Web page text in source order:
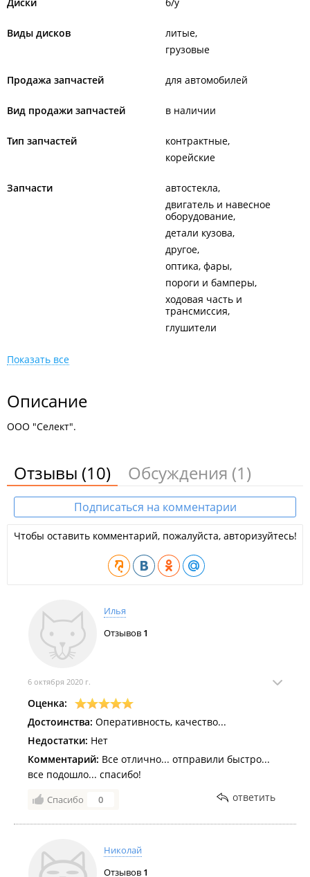
Виды дисков
литые
грузовые
Продажа запчастей для автомобилей
Вид продажи запчастей в наличии
Тип запчастей
контрактные
корейские
Запчасти
автостекла
двигатель и навесное
оборудование
детали кузова
другое
оптика, фары
пороги и бамперы
ходовая часть и
трансмиссия
глушители
Показать все
Описание
ООО "Селект".
Отзывы (10) Обсуждения (1)
Подписаться на комментарии
Чтобы оставить комментарий, пожалуйста, авторизуйтесь!
Илья
Отзывов 1
6 октября 2020 г.
Оценка:
Достоинства: Оперативность, качество...
Недостатки: Нет
Комментарий: Все отлично... отправили быстро...
все подошло... спасибо!
Спасибо 0 ответить
Николай
Отзывов 1